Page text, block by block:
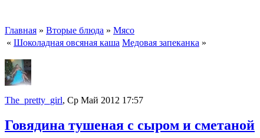
Главная » Вторые блюда » Мясо
« Шоколадная овсяная каша Медовая запеканка »
The_pretty_girl, Ср Май 2012 17:57
Говядина тушеная с сыром и сметаной